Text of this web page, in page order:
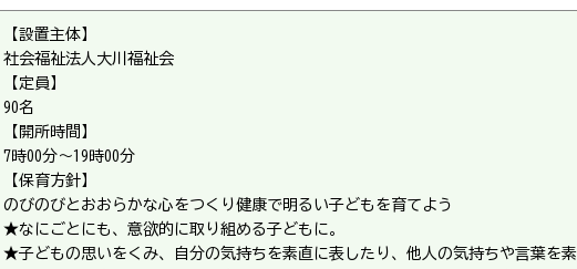
【設置主体】
社会福祉法人大川福祉会
【定員】
90名
【開所時間】
7時00分～19時00分
【保育方針】
のびのびとおおらかな心をつくり健康で明るい子どもを育てよう
★なにごとにも、意欲的に取り組める子どもに。
★子どもの思いをくみ、自分の気持ちを素直に表したり、他人の気持ちや言葉を素